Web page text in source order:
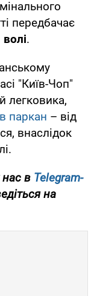
передбачає
.
"Київ-Чоп"
легковика,
паркан – від
внаслідок
нас в Telegram-
на